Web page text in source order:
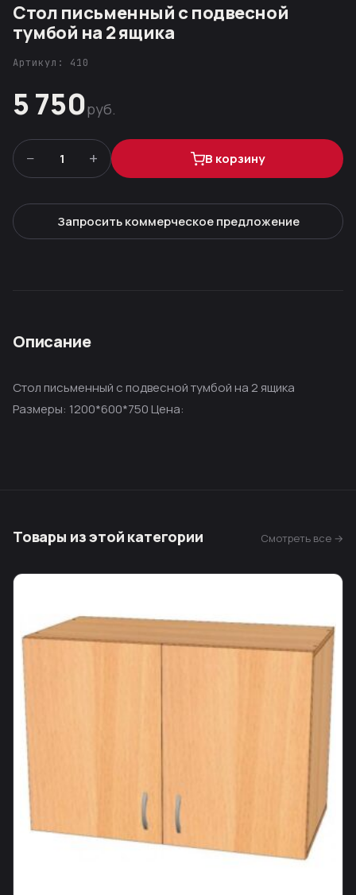
Стол письменный с подвесной
тумбой на 2 ящика
Артикул: 410
5 750руб.
− 1 + В корзину
Запросить коммерческое предложение
Описание
Стол письменный с подвесной тумбой на 2 ящика
Размеры: 1200*600*750 Цена:
Товары из этой категории Смотреть все →